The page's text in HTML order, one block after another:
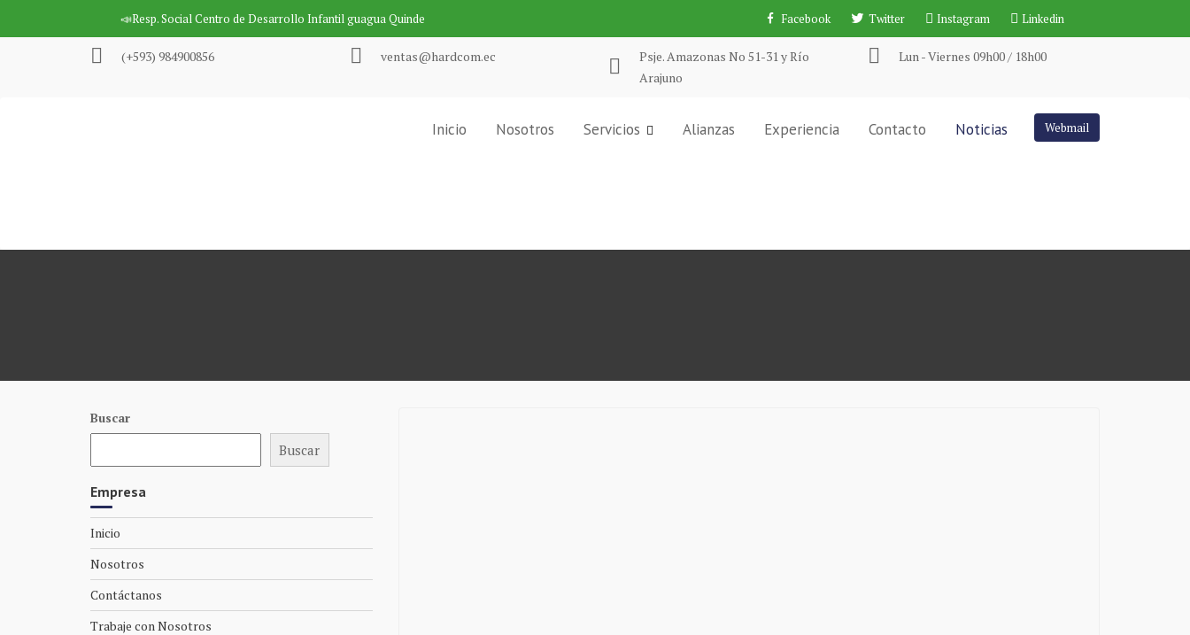
📣Resp. SocialCentro de Desarrollo Infantil guagua Quinde Facebook Twitter Instagram Linkedin
(+593) 984900856 ventas@hardcom.ec
Psje. Amazonas No 51-31 y Río
Arajuno
Lun - Viernes 09h00 / 18h00
Webmail
Inicio Nosotros Servicios Alianzas Experiencia Contacto Noticias
Buscar
Buscar
Empresa
Inicio
Nosotros
Contáctanos
Trabaje con Nosotros